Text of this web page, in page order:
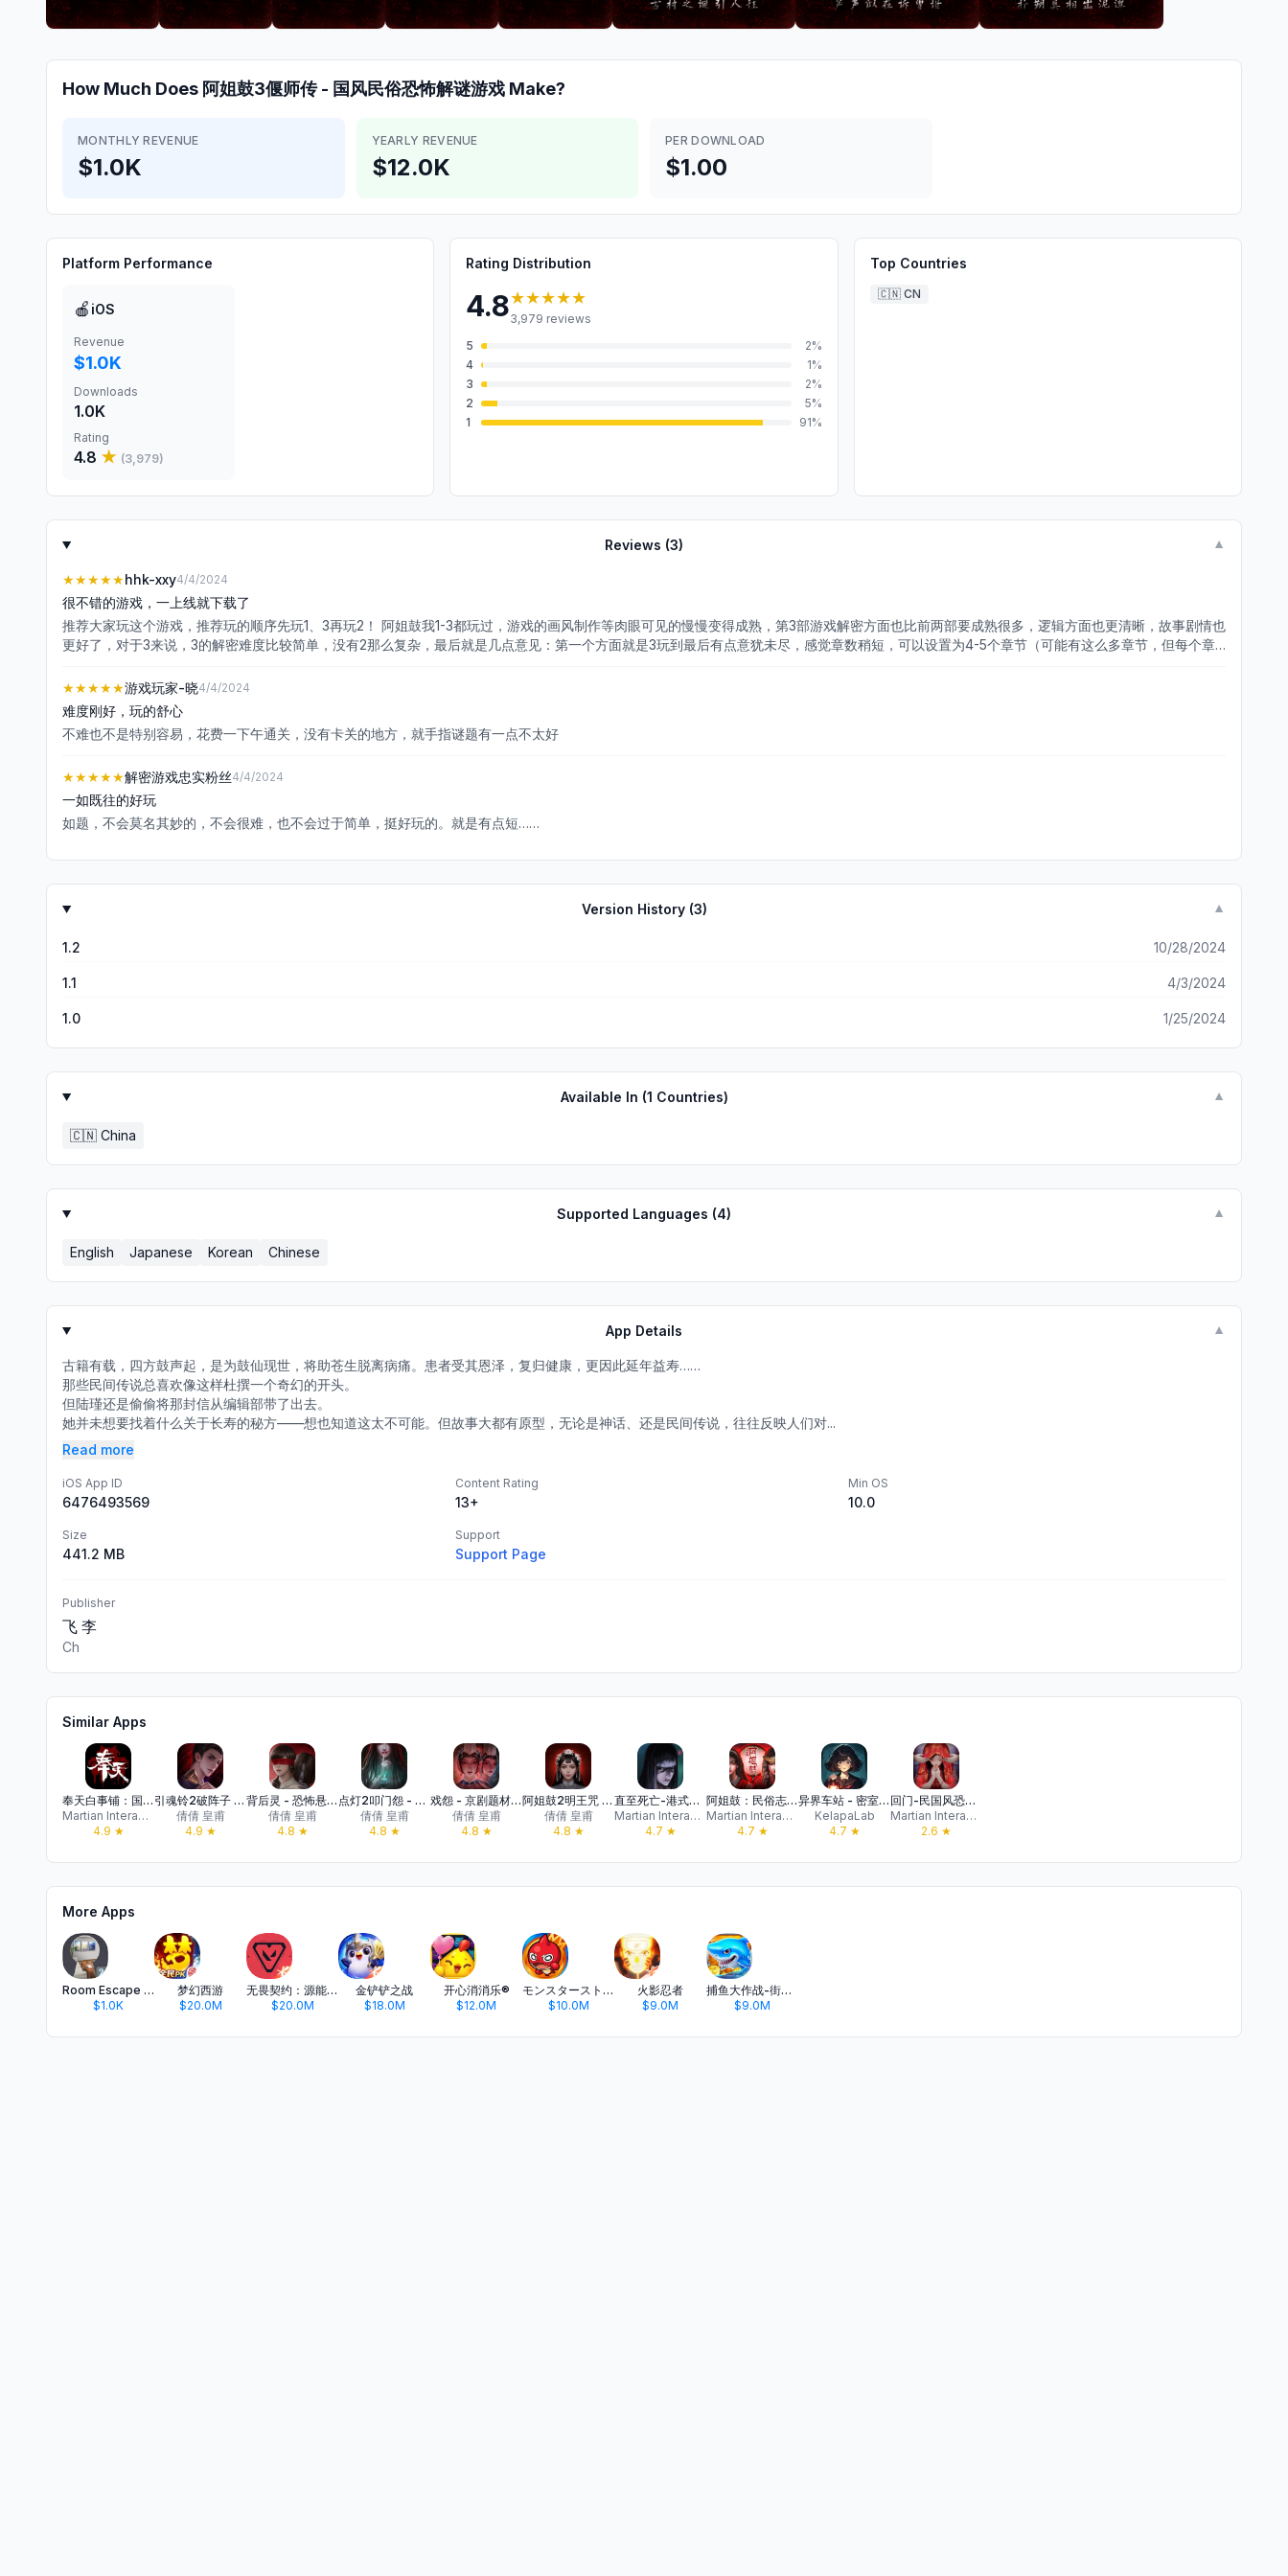
How Much Does 阿姐鼓3偃师传 - 国风民俗恐怖解谜游戏 Make?
MONTHLY REVENUE
$1.0K
YEARLY REVENUE
$12.0K
PER DOWNLOAD
$1.00
Platform Performance
🍎 iOS
Revenue
$1.0K
Downloads
1.0K
Rating
4.8 ★ (3,979)
Rating Distribution
4.8★★★★★
3,979 reviews
5
2%
4
1%
3
2%
2
5%
1
91%
Top Countries
🇨🇳 CN
Reviews (3) ▼
★★★★★hhk-xxy4/4/2024
很不错的游戏，一上线就下载了
推荐大家玩这个游戏，推荐玩的顺序先玩1、3再玩2！ 阿姐鼓我1-3都玩过，游戏的画风制作等肉眼可见的慢慢变得成熟，第3部游戏解密方面也比前两部要成熟很多，逻辑方面也更清晰，故事剧情也
更好了，对于3来说，3的解密难度比较简单，没有2那么复杂，最后就是几点意见：第一个方面就是3玩到最后有点意犹未尽，感觉章数稍短，可以设置为4-5个章节（可能有这么多章节，但每个章
单一，大多数都是靠手速和反应过关的小游戏，希望可以慢慢丰富小游戏的种类，第四个方面就是这个游戏叫阿姐鼓，这个名字我以为会和前两部有关系（就是剧情差不多会有很多鼓的元素），但3
的鼓的元素较少，第五个是解密难度方面，这个众口难调，因为我一直都很喜欢玩这类游戏，3的解密难度算简单的，提示也很明显，不过希望游戏组可以设置一下，可以设置为有一些解密环节跳过
了某些步骤的话就无法解开，比如说密码锁这种，不去点开某个纸条，哪怕密码正确也无法打开锁。 最后希望游戏组越来越成功，优秀的游戏能被更多人看见，大赚特赚！
★★★★★游戏玩家-晓4/4/2024
难度刚好，玩的舒心
不难也不是特别容易，花费一下午通关，没有卡关的地方，就手指谜题有一点不太好
★★★★★解密游戏忠实粉丝4/4/2024
一如既往的好玩
如题，不会莫名其妙的，不会很难，也不会过于简单，挺好玩的。就是有点短……
Version History (3) ▼
1.2 10/28/2024
1.1 4/3/2024
1.0 1/25/2024
Available In (1 Countries) ▼
🇨🇳 China
Supported Languages (4) ▼
English Japanese Korean Chinese
App Details ▼
古籍有载，四方鼓声起，是为鼓仙现世，将助苍生脱离病痛。患者受其恩泽，复归健康，更因此延年益寿……
那些民间传说总喜欢像这样杜撰一个奇幻的开头。
但陆瑾还是偷偷将那封信从编辑部带了出去。
她并未想要找着什么关于长寿的秘方——想也知道这太不可能。但故事大都有原型，无论是神话、还是民间传说，往往反映人们对...
Read more
iOS App ID
6476493569
Content Rating
13+
Min OS
10.0
Size
441.2 MB
Support
Support Page
Publisher
飞 李
Ch
Similar Apps
奉天白事铺：国风恐怖解谜游戏
Martian Interactive Entertainment Limited
4.9 ★
引魂铃2破阵子 - 国风悬疑解谜游戏
倩倩 皇甫
4.9 ★
背后灵 - 恐怖悬疑解谜游戏
倩倩 皇甫
4.8 ★
点灯2叩门怨 - 国风恐怖密室逃脱游戏
倩倩 皇甫
4.8 ★
戏怨 - 京剧题材恐怖解谜游戏
倩倩 皇甫
4.8 ★
阿姐鼓2明王咒 - 密室逃脱恐怖解谜游戏
倩倩 皇甫
4.8 ★
直至死亡-港式恐怖解谜游戏
Martian Interactive Entertainment Limited
4.7 ★
阿姐鼓：民俗志异类恐怖解谜游戏
Martian Interactive Entertainment Limited
4.7 ★
异界车站 - 密室逃脱 恐怖解谜游戏
KelapaLab
4.7 ★
回门-民国风恐怖解谜游戏
Martian Interactive Entertainment Limited
2.6 ★
More Apps
Room Escape Contest 2
$1.0K
梦幻西游
$20.0M
无畏契约：源能行动
$20.0M
金铲铲之战
$18.0M
开心消消乐®
$12.0M
モンスターストライク
$10.0M
火影忍者
$9.0M
捕鱼大作战-街机打鱼游戏王者
$9.0M